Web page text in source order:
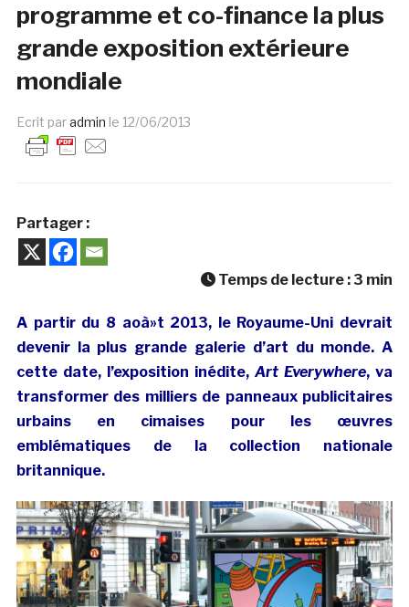
programme et co-finance la plus
grande exposition extérieure
mondiale
Ecrit paradmin le 12/06/2013
Partager :
Temps de lecture : 3 min
A partir du 8 aoà»t 2013, le Royaume-Uni devrait
devenir la plus grande galerie d’art du monde. A
cette date, l’exposition inédite,Art Everywhere, va
transformer des milliers de panneaux publicitaires
urbains en cimaises pour les œuvres
emblématiques de la collection nationale
britannique.